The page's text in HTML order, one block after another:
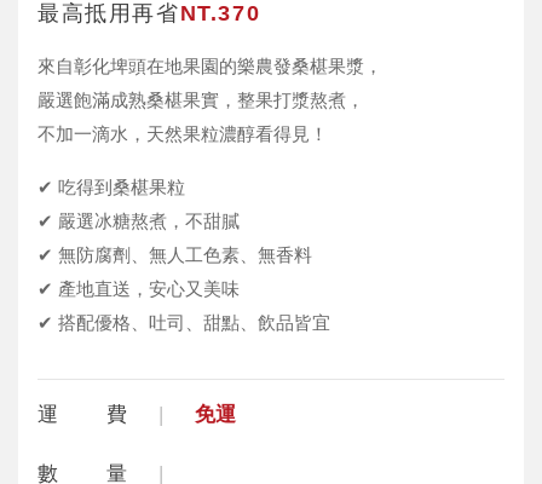
最高抵用再省NT.370
來自彰化埤頭在地果園的樂農發桑椹果漿，
嚴選飽滿成熟桑椹果實，整果打漿熬煮，
不加一滴水，天然果粒濃醇看得見！
✔ 吃得到桑椹果粒
✔ 嚴選冰糖熬煮，不甜膩
✔ 無防腐劑、無人工色素、無香料
✔ 產地直送，安心又美味
✔ 搭配優格、吐司、甜點、飲品皆宜
運 費 免運
數 量